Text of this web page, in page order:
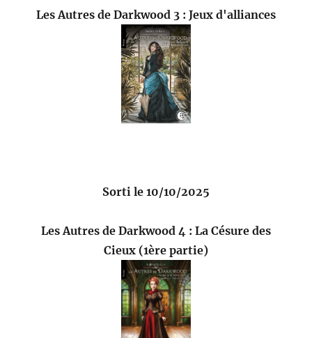
Les Autres de Darkwood 3 : Jeux d'alliances
Sorti le 10/10/2025
Les Autres de Darkwood 4 : La Césure des
Cieux (1ère partie)